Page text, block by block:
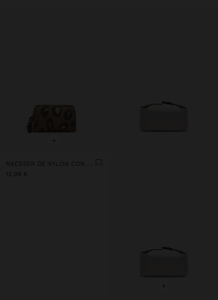
+
NECESER DE NYLON CON ESTAMPADO ANIMAL
12,99 €
+